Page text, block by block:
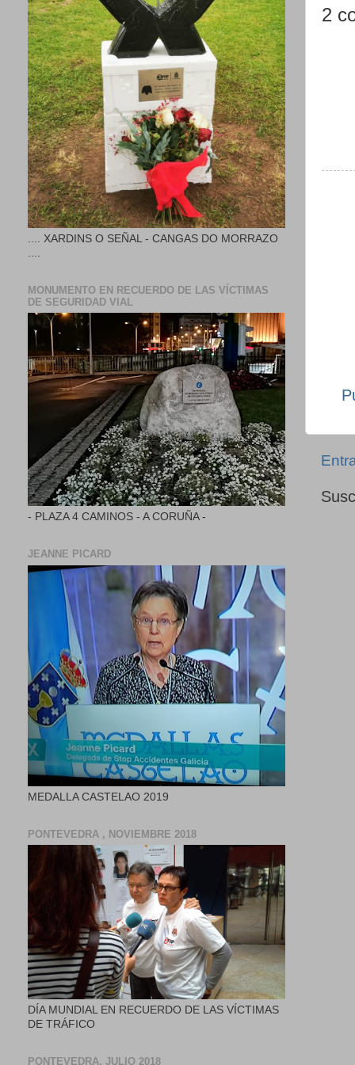
2
.... XARDINS O SEÑAL - CANGAS DO MORRAZO
MONUMENTO EN RECUERDO DE LAS VÍCTIMAS
DE SEGURIDAD VIAL
- PLAZA 4 CAMINOS - A CORUÑA -
JEANNE PICARD
MEDALLA CASTELAO 2019
PONTEVEDRA , NOVIEMBRE 2018
DÍA MUNDIAL EN RECUERDO DE LAS VÍCTIMAS
DE TRÁFICO
PONTEVEDRA, JULIO 2018